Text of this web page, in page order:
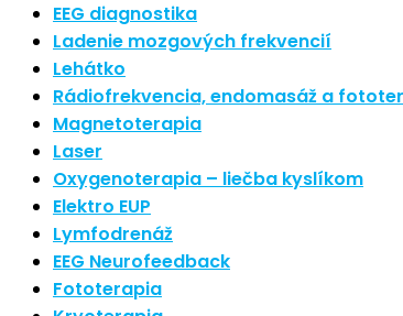
EEG diagnostika
Ladenie mozgových frekvencií
Lehátko
Rádiofrekvencia, endomasáž a
Magnetoterapia
Laser
Oxygenoterapia – liečba kyslíkom
Elektro EUP
Lymfodrenáž
EEG Neurofeedback
Fototerapia
Nové polarizované svetlo
So psoriázou netreba žiť
Rozšírenie služieb
Hudba a vývoj mozgu
Najnovšie komentáre
Žiadne komentáre na zobrazenie.
Archív